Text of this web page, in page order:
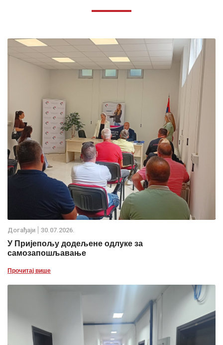
Дoгађаjи 30.07.2026.
У Пријепољу додељене одлуке за
самозапошљавање
Прочитај више